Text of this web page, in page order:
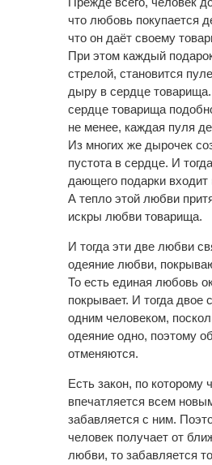
что любовь покупается
что он даёт своему
При этом каждый
стрелой, становится
дыру в сердце
сердце товарища
не менее, каждая пуля
Из многих же дырочек
пустота в сердце. И
дающего подарки входит
А тепло этой любви
искры любви товарища.
И тогда эти две любви
одеяние любви,
То есть единая любовь
покрывает. И тогда двое
одним человеком,
одеяние одно, поэтому
отменяются.
Есть закон, по которому
впечатляется всем
забавляется с ним.
человек получает от
любви, то забавляется